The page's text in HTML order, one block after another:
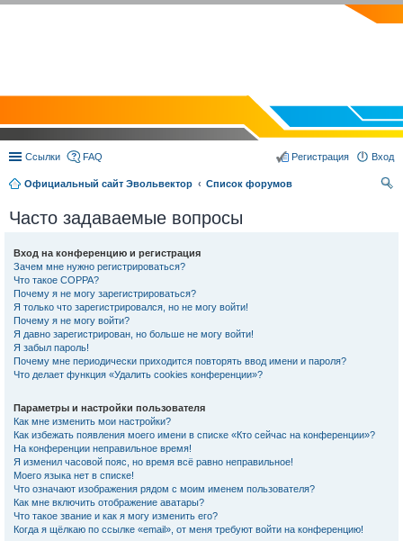
Ссылки FAQ Вход
Регистрация
Официальный сайт Эвольвектор
Список форумов
Часто задаваемые вопросы
Вход на конференцию и регистрация
Зачем мне нужно регистрироваться?
Что такое COPPA?
Почему я не могу зарегистрироваться?
Я только что зарегистрировался, но не могу войти!
Почему я не могу войти?
Я давно зарегистрирован, но больше не могу войти!
Я забыл пароль!
Почему мне периодически приходится повторять ввод имени и пароля?
Что делает функция «Удалить cookies конференции»?
Параметры и настройки пользователя
Как мне изменить мои настройки?
Как избежать появления моего имени в списке «Кто сейчас на конференции»?
На конференции неправильное время!
Я изменил часовой пояс, но время всё равно неправильное!
Моего языка нет в списке!
Что означают изображения рядом с моим именем пользователя?
Как мне включить отображение аватары?
Что такое звание и как я могу изменить его?
Когда я щёлкаю по ссылке «email», от меня требуют войти на конференцию!